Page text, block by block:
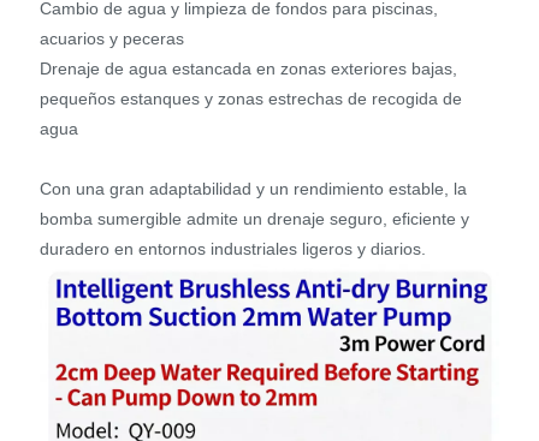
Cambio de agua y limpieza de fondos para piscinas,
acuarios y peceras
Drenaje de agua estancada en zonas exteriores bajas,
pequeños estanques y zonas estrechas de recogida de
agua
Con una gran adaptabilidad y un rendimiento estable, la
bomba sumergible admite un drenaje seguro, eficiente y
duradero en entornos industriales ligeros y diarios.